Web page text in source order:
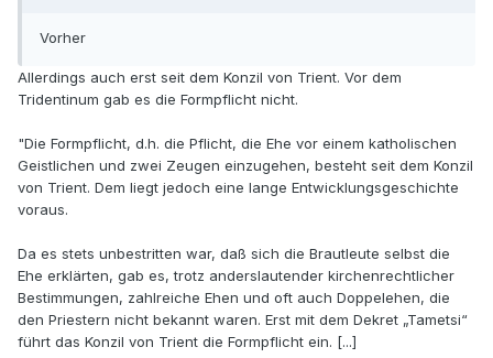
Vorher
Allerdings auch erst seit dem Konzil von Trient. Vor dem
Tridentinum gab es die Formpflicht nicht.
"Die Formpflicht, d.h. die Pflicht, die Ehe vor einem katholischen
Geistlichen und zwei Zeugen einzugehen, besteht seit dem Konzil
von Trient. Dem liegt jedoch eine lange Entwicklungsgeschichte
voraus.
Da es stets unbestritten war, daß sich die Brautleute selbst die
Ehe erklärten, gab es, trotz anderslautender kirchenrechtlicher
Bestimmungen, zahlreiche Ehen und oft auch Doppelehen, die
den Priestern nicht bekannt waren. Erst mit dem Dekret „Tametsi“
führt das Konzil von Trient die Formpflicht ein. [...]